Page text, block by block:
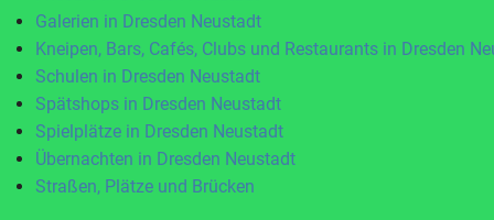
Galerien in Dresden Neustadt
Kneipen, Bars, Cafés, Clubs und Restaurants in Dresden
Schulen in Dresden Neustadt
Spätshops in Dresden Neustadt
Spielplätze in Dresden Neustadt
Übernachten in Dresden Neustadt
Straßen, Plätze und Brücken